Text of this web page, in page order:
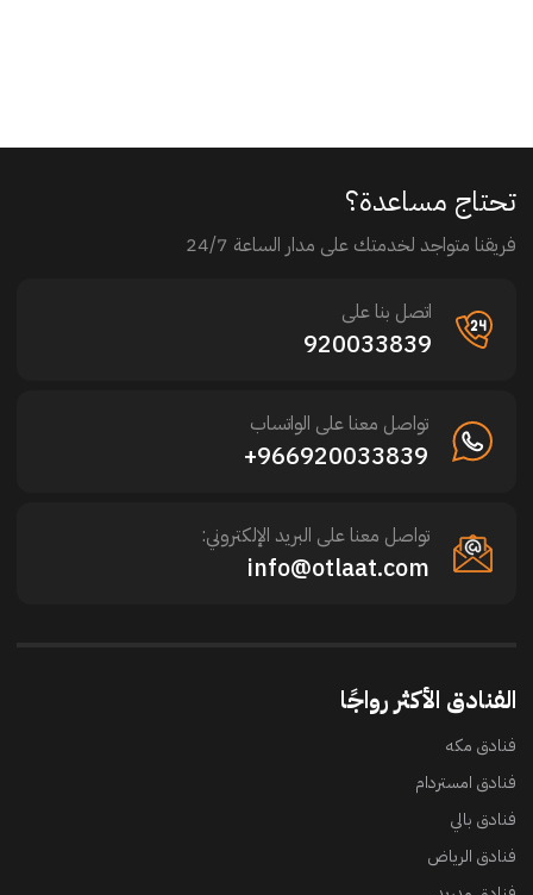
تحتاج مساعدة؟
فريقنا متواجد لخدمتك على مدار الساعة 24/7
اتصل بنا على
920033839
تواصل معنا على الواتساب
966920033839+
تواصل معنا على البريد الإلكتروني:
info@otlaat.com
الفنادق الأكثر رواجًا
فنادق مكه
فنادق امستردام
فنادق بالي
فنادق الرياض